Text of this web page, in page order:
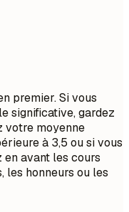
premier. Si vous
significative, gardez
votre moyenne
à 3,5 ou si vous
en avant les cours
les honneurs ou les